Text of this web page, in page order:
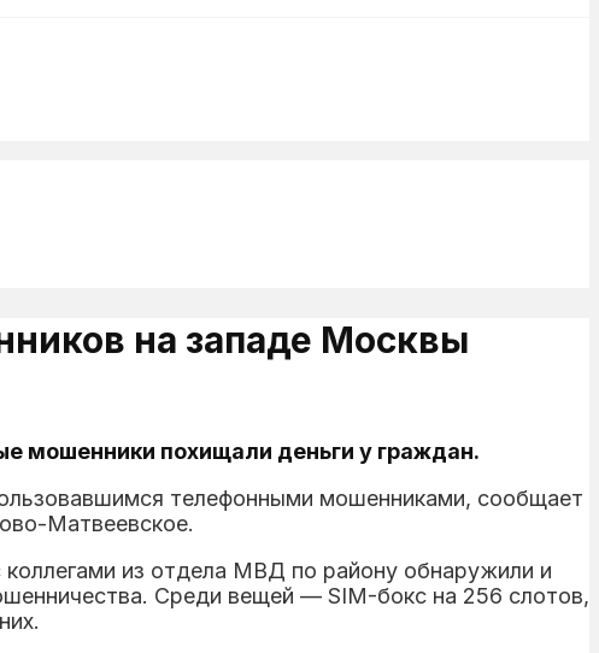
на западе Москвы
мошенники похищали деньги у граждан.
телефонными мошенниками, сообщает
Матвеевское.
из отдела МВД по району обнаружили и
Среди вещей — SIM-бокс на 256 слотов,